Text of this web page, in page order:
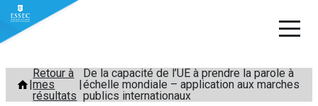
Aller Retour à
mes
résultats
De la capacité de l’UE à prendre la parole à
échelle mondiale – application aux marches
publics internationaux